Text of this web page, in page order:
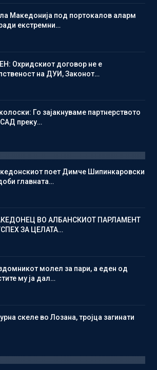
Македонија под портокалов аларм
екстремни…
Охридскиот договор не е
на ДУИ, Законот…
Го зајакнуваме партнерството
преку…
поет Димче Шипинкаровски
главната…
ВО АЛБАНСКИОТ ПАРЛАМЕНТ
ЗА ЦЕЛАТА…
молел за пари, а еден од
му ја дал…
скеле во Лозана, тројца загинати